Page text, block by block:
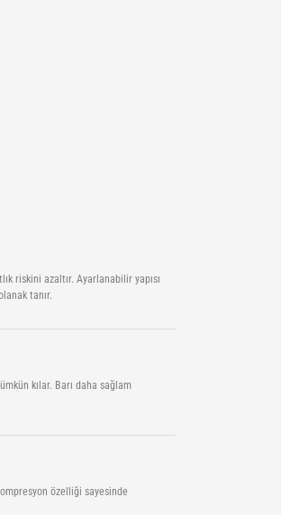
riskini azaltır. Ayarlanabilir yapısı
tanır.
kılar. Barı daha sağlam
özelliği sayesinde